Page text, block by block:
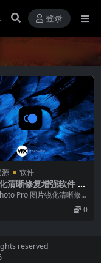
登录
源 软件
清晰修复增强软件 To
Pro v1.3.2 Win/
Pro 图片锐化清晰修
0
reserved